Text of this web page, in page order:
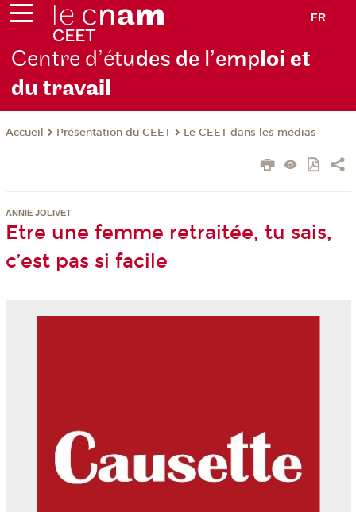
FR
Centre d’études de l’emploi et
du travail
Accueil Présentation du CEET Le CEET dans les médias
ANNIE JOLIVET
Etre une femme retraitée, tu sais,
c’est pas si facile